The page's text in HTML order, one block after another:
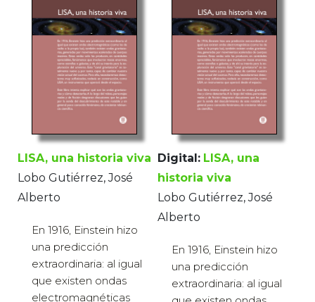
LISA, una historia viva
Lobo Gutiérrez, José
Alberto
En 1916, Einstein hizo
una predicción
extraordinaria: al igual
que existen ondas
electromagnéticas
Digital: LISA, una
historia viva
Lobo Gutiérrez, José
Alberto
En 1916, Einstein hizo
una predicción
extraordinaria: al igual